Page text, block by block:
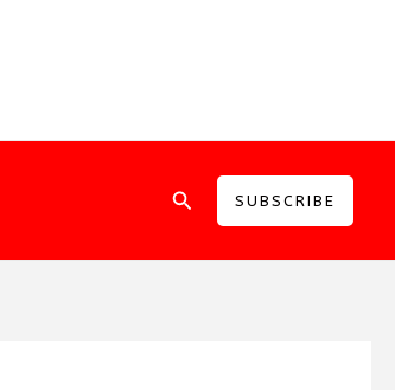
SearchSUBSCRIBE